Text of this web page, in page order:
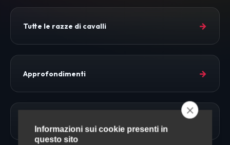
Tutte le razze di cavalli →
Approfondimenti →
Informazioni sui cookie presenti in
questo sito